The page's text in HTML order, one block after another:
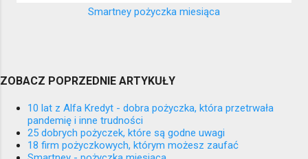
Smartney pożyczka miesiąca
ZOBACZ POPRZEDNIE ARTYKUŁY
10 lat z Alfa Kredyt - dobra pożyczka, która przetrwała
pandemię i inne trudności
25 dobrych pożyczek, które są godne uwagi
18 firm pożyczkowych, którym możesz zaufać